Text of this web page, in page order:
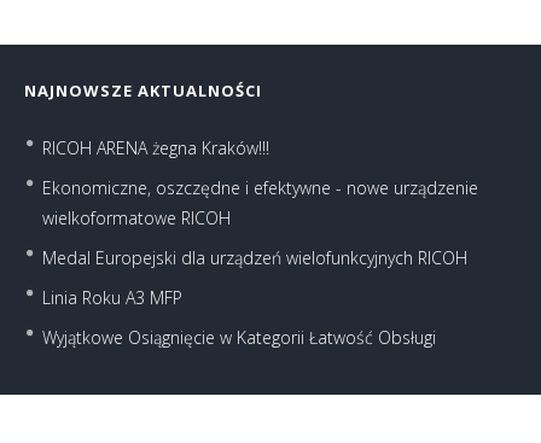
NAJNOWSZE AKTUALNOŚCI
RICOH ARENA żegna Kraków!!!
Ekonomiczne, oszczędne i efektywne - nowe urządzenie
wielkoformatowe RICOH
Medal Europejski dla urządzeń wielofunkcyjnych RICOH
Linia Roku A3 MFP
Wyjątkowe Osiągnięcie w Kategorii Łatwość Obsługi